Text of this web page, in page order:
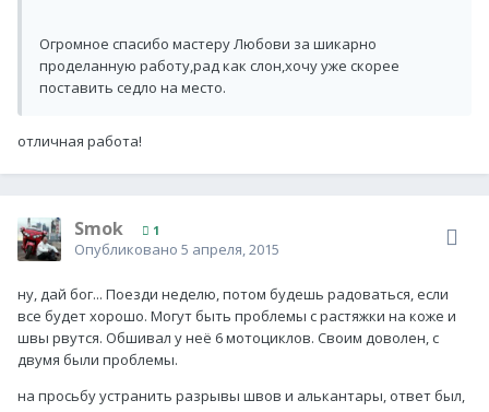
Огромное спасибо мастеру Любови за шикарно
проделанную работу,рад как слон,хочу уже скорее
поставить седло на место.
отличная работа!
Smok 1
Опубликовано 5 апреля, 2015
ну, дай бог... Поезди неделю, потом будешь радоваться, если
все будет хорошо. Могут быть проблемы с растяжки на коже и
швы рвутся. Обшивал у неё 6 мотоциклов. Своим доволен, с
двумя были проблемы.
на просьбу устранить разрывы швов и алькантары, ответ был,